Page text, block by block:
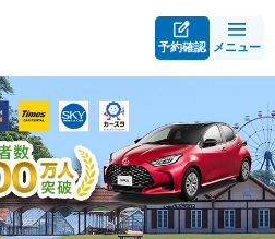
予約確認 メニュー